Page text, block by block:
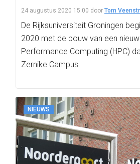
24 augustus 2020 15:00 door Tom
De Rijksuniversiteit Groningen
2020 met de bouw van een nieuw
Performance Computing (HPC)
Zernike Campus.
NIEUWS